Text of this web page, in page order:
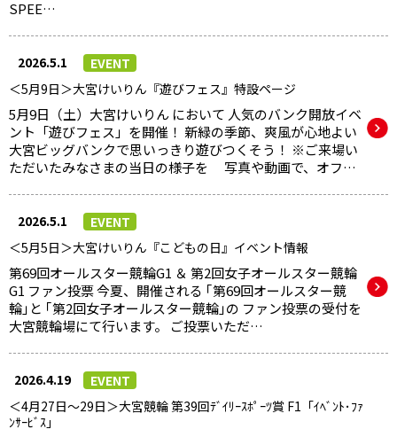
SPEE…
2026.5.1
EVENT
＜5月9日＞大宮けいりん『遊びフェス』特設ページ
5月9日（土）大宮けいりん において 人気のバンク開放イベ
ント「遊びフェス」を開催！ 新緑の季節、爽風が心地よい
大宮ビッグバンクで思いっきり遊びつくそう！ ※ご来場い
ただいたみなさまの当日の様子を 写真や動画で、オフ…
2026.5.1
EVENT
＜5月5日＞大宮けいりん『こどもの日』イベント情報
第69回オールスター競輪G1 ＆ 第2回女子オールスター競輪
G1 ファン投票 今夏、開催される ｢第69回オールスター競
輪｣と ｢第2回女子オールスター競輪｣の ファン投票の受付を
大宮競輪場にて行います。 ご投票いただ…
2026.4.19
EVENT
＜4月27日～29日＞大宮競輪 第39回ﾃﾞｲﾘｰｽﾎﾟｰﾂ賞 F1「ｲﾍﾞﾝﾄ･ﾌｧ
ﾝｻｰﾋﾞｽ」